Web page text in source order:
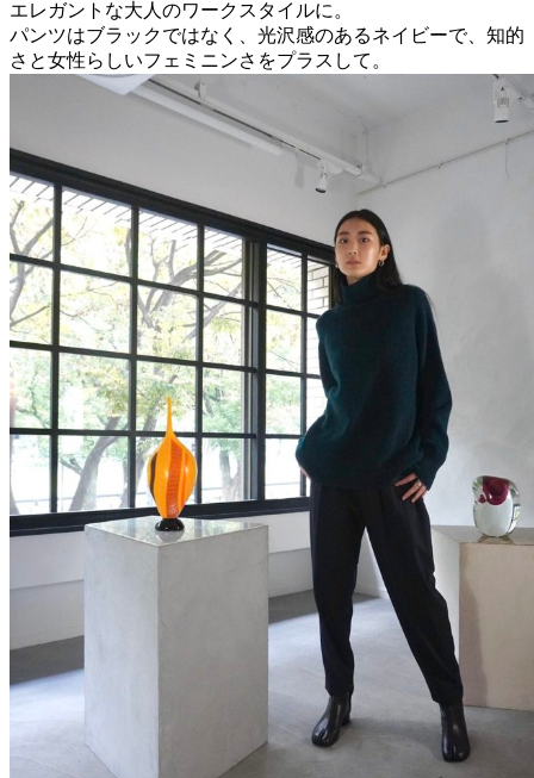
エレガントな大人のワークスタイルに。
パンツはブラックではなく、光沢感のあるネイビーで、知的
さと女性らしいフェミニンさをプラスして。